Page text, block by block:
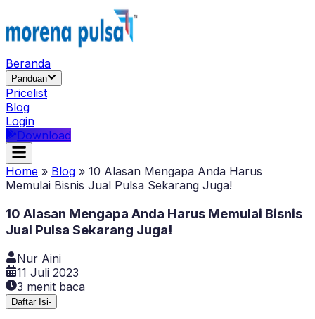
Beranda
Panduan
Pricelist
Blog
Login
Download
Home » Blog » 10 Alasan Mengapa Anda Harus
Memulai Bisnis Jual Pulsa Sekarang Juga!
10 Alasan Mengapa Anda Harus Memulai Bisnis
Jual Pulsa Sekarang Juga!
Nur Aini
11 Juli 2023
3 menit baca
Daftar Isi-